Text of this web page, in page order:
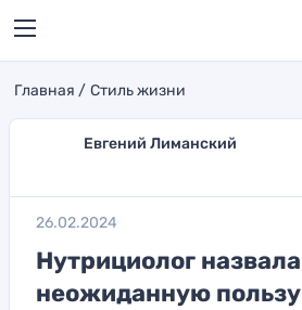
Главная Стиль жизни
Евгений Лиманский
26.02.2024
Нутрициолог назвала
неожиданную пользу